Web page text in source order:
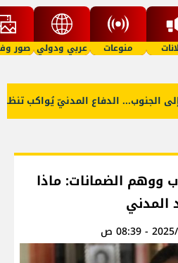
منوعات عربي ودولي صور
الدفاع المدنيّ يُواكب تنظيف
ووهم الضمانات: ماذا